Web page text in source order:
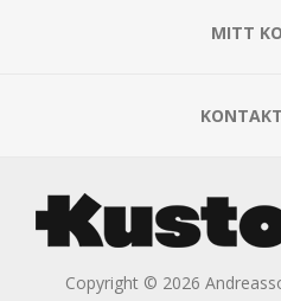
MITT
Copyright © 2026